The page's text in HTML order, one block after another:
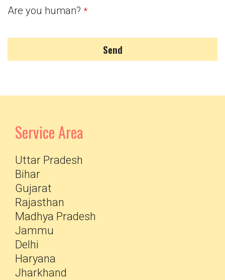
Are you human? *
Send
Service Area
Uttar Pradesh
Bihar
Gujarat
Rajasthan
Madhya Pradesh
Jammu
Delhi
Haryana
Jharkhand